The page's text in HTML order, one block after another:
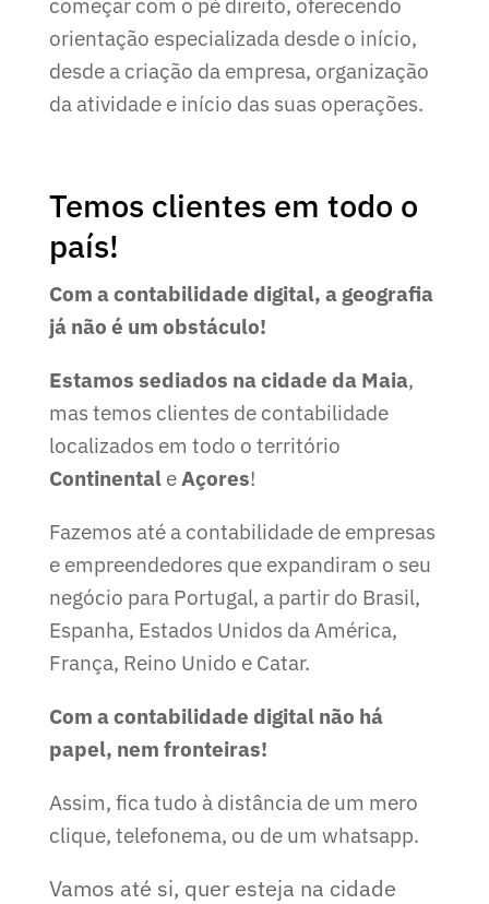
começar com o pé direito, oferecendo
orientação especializada desde o início,
desde a criação da empresa, organização
da atividade e início das suas operações.
Temos clientes em todo o
país!
Com a contabilidade digital, a geografia
já não é um obstáculo!
Estamos sediados na cidade da Maia,
mas temos clientes de contabilidade
localizados em todo o território
ContinentaleAçores!
Fazemos até a contabilidade de empresas
e empreendedores que expandiram o seu
negócio para Portugal, a partir do Brasil,
Espanha, Estados Unidos da América,
França, Reino Unido e Catar.
Com a contabilidade digital não há
papel, nem fronteiras!
Assim, fica tudo à distância de um mero
clique, telefonema, ou de um whatsapp.
Vamos até si, quer esteja na cidade